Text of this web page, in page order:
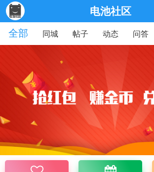
电池社区
全部
同城 帖子 动态 问答